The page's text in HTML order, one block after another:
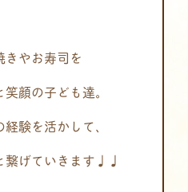
やお寿司を
顔の子ども達。
験を活かして、
繋げていきます♩♩